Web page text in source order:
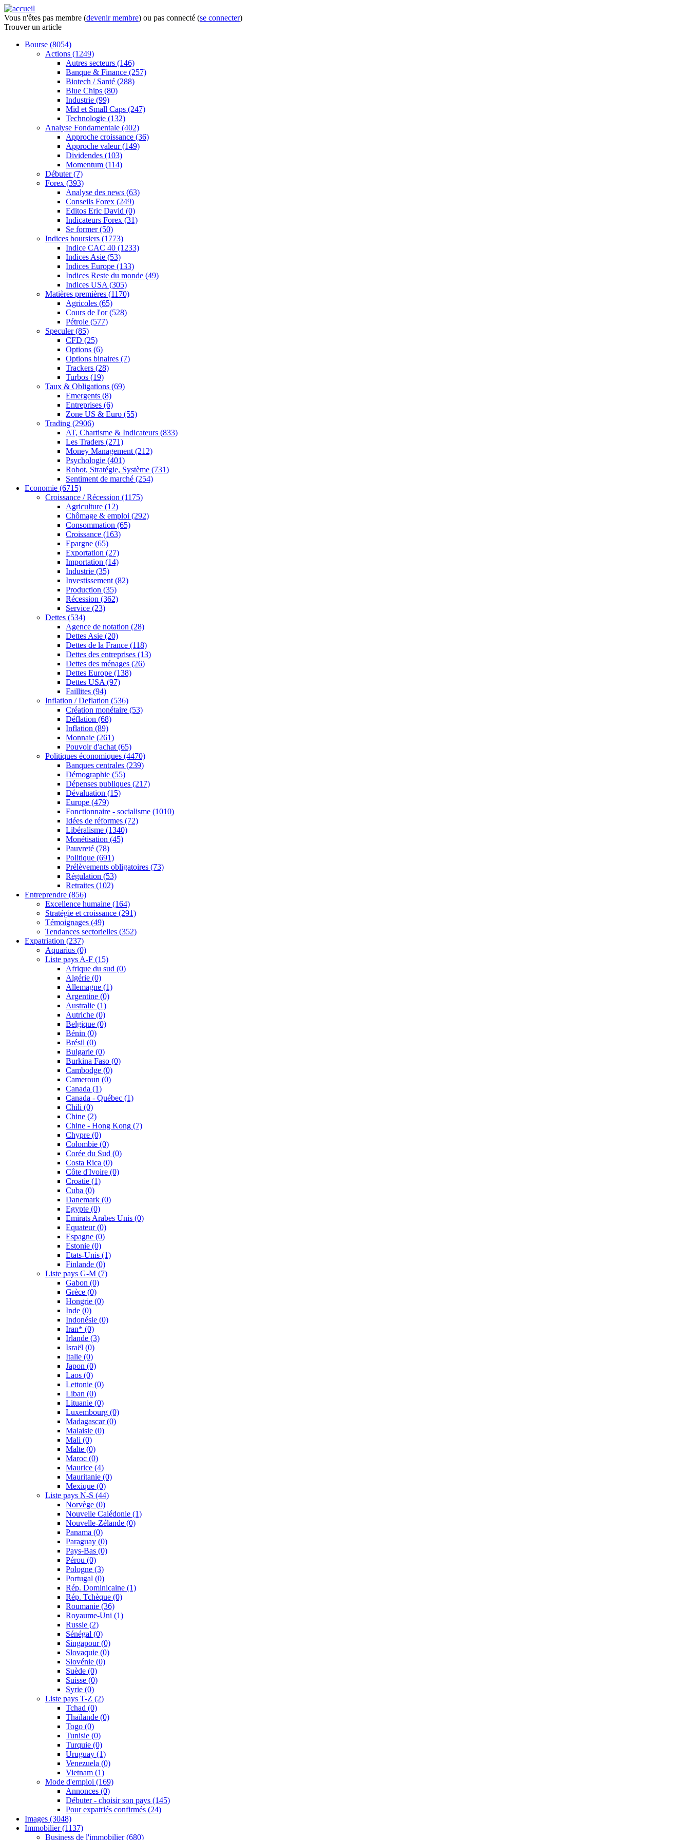
Vous n'êtes pas membre (devenir membre) ou pas connecté (se connecter)
Trouverun article
Bourse (8054)
Actions (1249)
Autres secteurs (146)
Banque & Finance (257)
Biotech / Santé (288)
Blue Chips (80)
Industrie (99)
Mid et Small Caps (247)
Technologie (132)
Analyse Fondamentale (402)
Approche croissance (36)
Approche valeur(149)
Dividendes (103)
Momentum (114)
Débuter(7)
Forex (393)
Analyse des news (63)
Conseils Forex (249)
Editos Eric David (0)
Indicateurs Forex (31)
Se former(50)
Indices boursiers (1773)
Indice CAC 40 (1233)
Indices Asie (53)
Indices Europe (133)
Indices Reste du monde (49)
Indices USA (305)
Matières premières (1170)
Agricoles (65)
Cours de l'or(528)
Pétrole (577)
Speculer(85)
CFD (25)
Options (6)
Options binaires (7)
Trackers (28)
Turbos (19)
Taux & Obligations (69)
Emergents (8)
Entreprises (6)
Zone US & Euro (55)
Trading (2906)
AT, Chartisme & Indicateurs (833)
Les Traders (271)
Money Management (212)
Psychologie (401)
Robot, Stratégie, Système (731)
Sentiment de marché (254)
Economie (6715)
Croissance / Récession (1175)
Agriculture (12)
Chômage & emploi (292)
Consommation (65)
Croissance (163)
Epargne (65)
Exportation (27)
Importation (14)
Industrie (35)
Investissement (82)
Production (35)
Récession (362)
Service (23)
Dettes (534)
Agence de notation (28)
Dettes Asie (20)
Dettes de la France (118)
Dettes des entreprises (13)
Dettes des ménages (26)
Dettes Europe (138)
Dettes USA (97)
Faillites (94)
Inflation / Deflation (536)
Création monétaire (53)
Déflation (68)
Inflation (89)
Monnaie (261)
Pouvoir d'achat (65)
Politiques économiques (4470)
Banques centrales (239)
Démographie (55)
Dépenses publiques (217)
Dévaluation (15)
Europe (479)
Fonctionnaire - socialisme (1010)
Idées de réformes (72)
Libéralisme (1340)
Monétisation (45)
Pauvreté (78)
Politique (691)
Prélèvements obligatoires (73)
Régulation (53)
Retraites (102)
Entreprendre (856)
Excellence humaine (164)
Stratégie et croissance (291)
Témoignages (49)
Tendances sectorielles (352)
Expatriation (237)
Aquarius (0)
Liste pays A-F (15)
Afrique du sud (0)
Algérie (0)
Allemagne (1)
Argentine (0)
Australie (1)
Autriche (0)
Belgique (0)
Bénin (0)
Brésil (0)
Bulgarie (0)
Burkina Faso (0)
Cambodge (0)
Cameroun (0)
Canada (1)
Canada - Québec (1)
Chili (0)
Chine (2)
Chine - Hong Kong (7)
Chypre (0)
Colombie (0)
Corée du Sud (0)
Costa Rica (0)
Côte d'Ivoire (0)
Croatie (1)
Cuba (0)
Danemark (0)
Egypte (0)
Emirats Arabes Unis (0)
Equateur(0)
Espagne (0)
Estonie (0)
Etats-Unis (1)
Finlande (0)
Liste pays G-M (7)
Gabon (0)
Grèce (0)
Hongrie (0)
Inde (0)
Indonésie (0)
Iran* (0)
Irlande (3)
Israël (0)
Italie (0)
Japon (0)
Laos (0)
Lettonie (0)
Liban (0)
Lituanie (0)
Luxembourg (0)
Madagascar(0)
Malaisie (0)
Mali (0)
Malte (0)
Maroc (0)
Maurice (4)
Mauritanie (0)
Mexique (0)
Liste pays N-S (44)
Norvège (0)
Nouvelle Calédonie (1)
Nouvelle-Zélande (0)
Panama (0)
Paraguay (0)
Pays-Bas (0)
Pérou (0)
Pologne (3)
Portugal (0)
Rép. Dominicaine (1)
Rép. Tchèque (0)
Roumanie (36)
Royaume-Uni (1)
Russie (2)
Sénégal (0)
Singapour(0)
Slovaquie (0)
Slovénie (0)
Suède (0)
Suisse (0)
Syrie (0)
Liste pays T-Z (2)
Tchad (0)
Thaïlande (0)
Togo (0)
Tunisie (0)
Turquie (0)
Uruguay (1)
Venezuela (0)
Vietnam (1)
Mode d'emploi (169)
Annonces (0)
Débuter - choisir son pays (145)
Pour expatriés confirmés (24)
Images (3048)
Immobilier(1137)
Business de l'immobilier(680)